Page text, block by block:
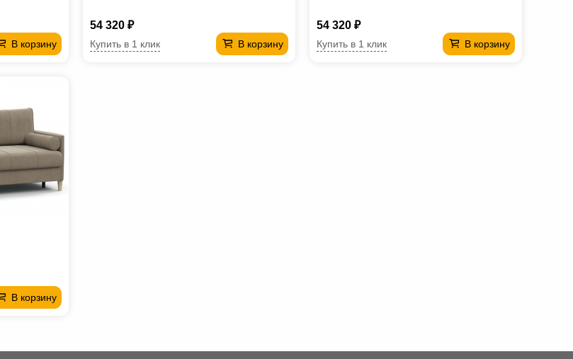
В корзину
54 320 ₽
В корзину
Купить в 1 клик
54 320 ₽
В корзину
Купить в 1 клик
В корзину